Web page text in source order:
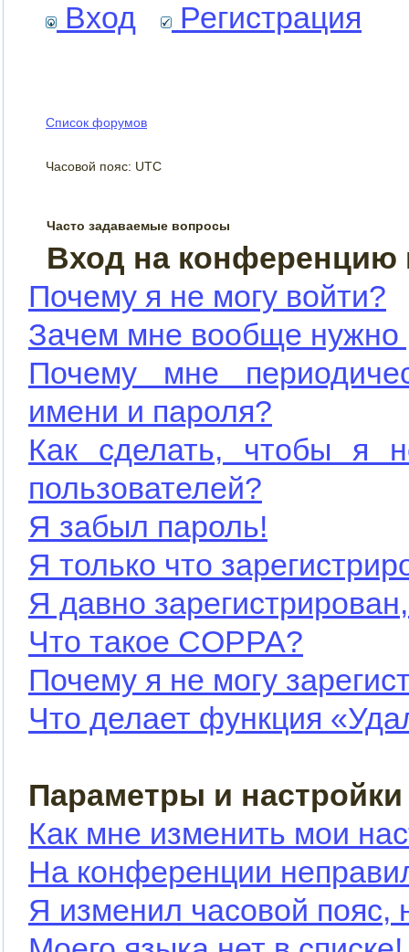
Вход Регистрация
Список форумов
Часовой пояс: UTC
Часто задаваемые вопросы
Вход на конференцию
Почему я не могу войти?
Зачем мне вообще нужно
Почему мне
имени и пароля?
Как сделать, чтобы я
пользователей?
Я забыл пароль!
Я только что
Я давно
Что такое COPPA?
Почему я не могу
Что делает функция
Параметры и
Как мне изменить мои
На конференции
Я изменил часовой пояс,